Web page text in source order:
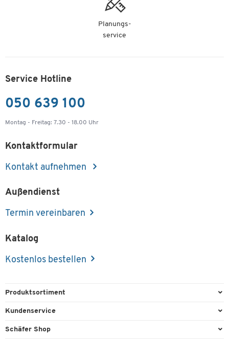
Planungs-
service
Service Hotline
050 639 100
Montag - Freitag: 7.30 - 18.00 Uhr
Kontaktformular
Kontakt aufnehmen
Außendienst
Termin vereinbaren
Katalog
Kostenlos bestellen
Produktsortiment
Büroausstattung
Kundenservice
Direktbestellung
Schäfer Shop